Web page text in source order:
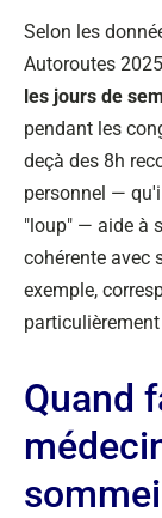
Selon les
Autoroutes
les jours de
pendant les
deçà des 8h
personnel —
"loup" — aide à
cohérente avec
exemple,
Quand